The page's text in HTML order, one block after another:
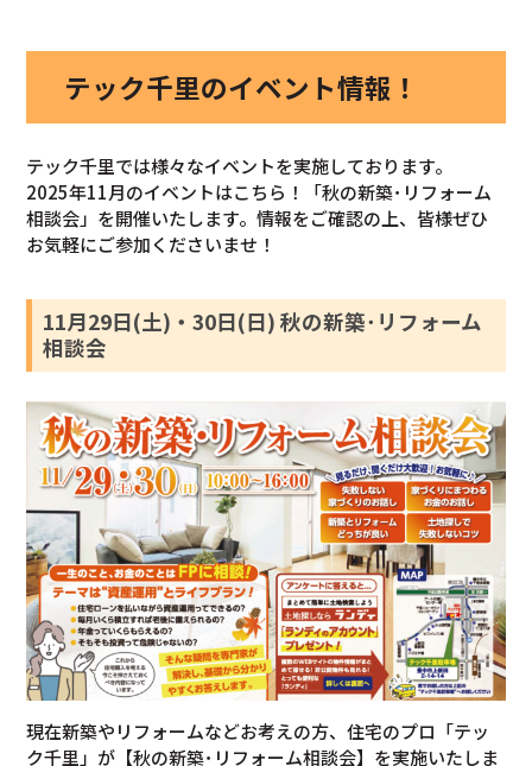
テック千里のイベント情報！
テック千里では様々なイベントを実施しております。
2025年11月のイベントはこちら！「秋の新築･リフォーム
相談会」を開催いたします。情報をご確認の上、皆様ぜひ
お気軽にご参加くださいませ！
11月29日(土)・30日(日) 秋の新築･リフォーム
相談会
現在新築やリフォームなどお考えの方、住宅のプロ「テッ
ク千里」が【秋の新築･リフォーム相談会】を実施いたしま